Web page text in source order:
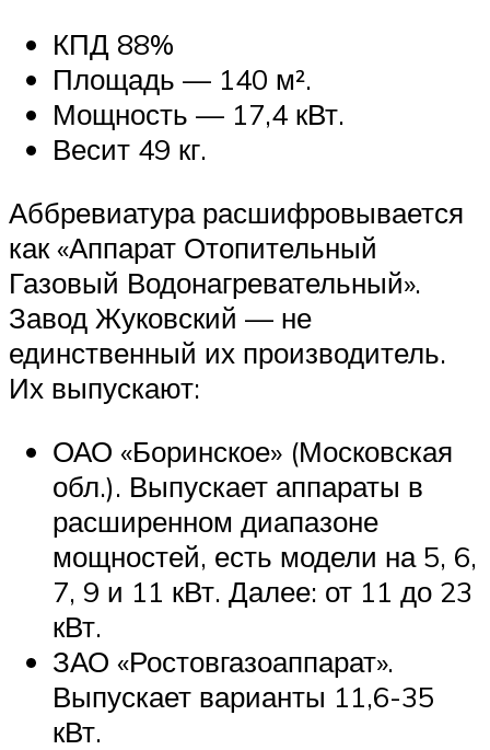
КПД 88%
Площадь — 140 м².
Мощность — 17,4 кВт.
Весит 49 кг.
Аббревиатура расшифровывается
как «Аппарат Отопительный
Газовый Водонагревательный».
Завод Жуковский — не
единственный их производитель.
Их выпускают:
ОАО «Боринское» (Московская
обл.). Выпускает аппараты в
расширенном диапазоне
мощностей, есть модели на 5, 6,
7, 9 и 11 кВт. Далее: от 11 до 23
кВт.
ЗАО «Ростовгазоаппарат».
Выпускает варианты 11,6-35
кВт.